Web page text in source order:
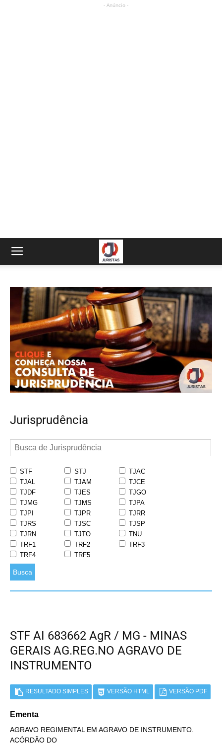
- Anúncio -
Jurisprudência
STF STJ
TJAC
TJAL
TJAM
TJCE
TJDF
TJES
TJGO
TJMG
TJMS
TJPA
TJPI
TJPR
TJRR
TJRS
TJSC
TJSP
TJRN
TJTO
TNU
TRF1
TRF2
TRF3
TRF4
TRF5
Busca
STF AI 683662 AgR / MG - MINAS
GERAIS AG.REG.NO AGRAVO DE
INSTRUMENTO
RESULTADO SIMPLES VERSÃO HTML VERSÃO PDF
Ementa
AGRAVO REGIMENTAL EM AGRAVO DE INSTRUMENTO.
ACÓRDÃO DO